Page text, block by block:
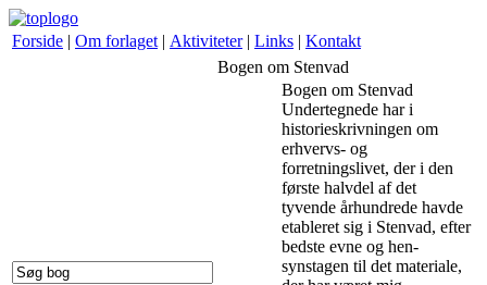
Forside | Om forlaget | Aktiviteter | Links | Kontakt
Bogen om Stenvad
Bogen om Stenvad
Undertegnede har i
historie­skrivningen om
erhvervs- og
forretningslivet, der i den
første halvdel af det
tyvende århundrede havde
etableret sig i Stenvad, efter
bedste evne og hen­­­
synstagen til det materiale,